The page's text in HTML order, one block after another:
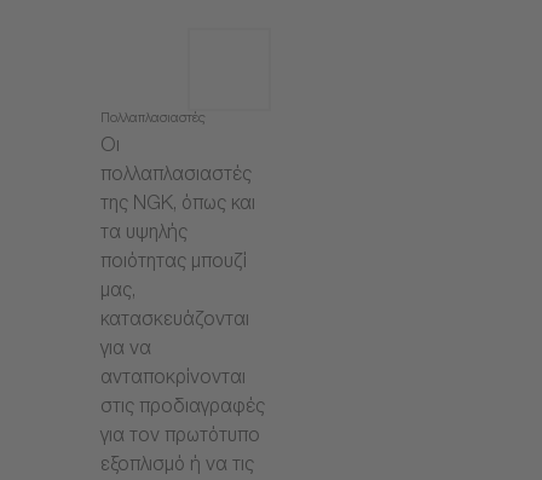
Πολλαπλασιαστές
Οι
πολλαπλασιαστές
της NGK, όπως και
τα υψηλής
ποιότητας μπουζί
μας,
κατασκευάζονται
για να
ανταποκρίνονται
στις προδιαγραφές
για τον πρωτότυπο
εξοπλισμό ή να τις